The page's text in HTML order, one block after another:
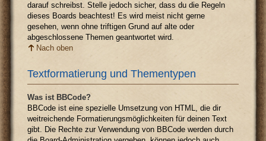
darauf schreibst. Stelle jedoch sicher, dass du die Regeln
dieses Boards beachtest! Es wird meist nicht gerne
gesehen, wenn ohne triftigen Grund auf alte oder
abgeschlossene Themen geantwortet wird.
Nach oben
Textformatierung und Thementypen
Was ist BBCode?
BBCode ist eine spezielle Umsetzung von HTML, die dir
weitreichende Formatierungsmöglichkeiten für deinen Text
gibt. Die Rechte zur Verwendung von BBCode werden durch